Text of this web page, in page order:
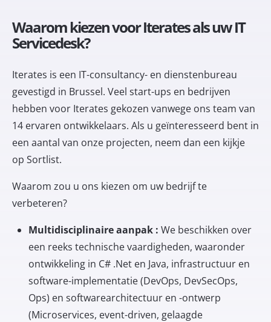
Waarom kiezen voor Iterates als uw IT
Servicedesk?
Iterates is een IT-consultancy- en dienstenbureau
gevestigd in Brussel. Veel start-ups en bedrijven
hebben voor Iterates gekozen vanwege ons team van
14 ervaren ontwikkelaars. Als u geïnteresseerd bent in
een aantal van onze projecten, neem dan een kijkje
op Sortlist.
Waarom zou u ons kiezen om uw bedrijf te
verbeteren?
Multidisciplinaire aanpak :We beschikken over
een reeks technische vaardigheden, waaronder
ontwikkeling in C# .Net en Java, infrastructuur en
software-implementatie (DevOps, DevSecOps,
Ops) en softwarearchitectuur en -ontwerp
(Microservices, event-driven, gelaagde